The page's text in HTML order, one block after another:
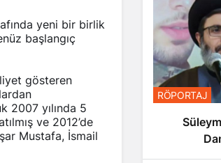
yeni bir birlik
başlangıç
gösteren
2007 yılında 5
ve 2012’de
Mustafa, İsmail
RÖPORTAJ
Süleymani’nin Kanı Direnişin
Damarlarında Akıyor
1 2